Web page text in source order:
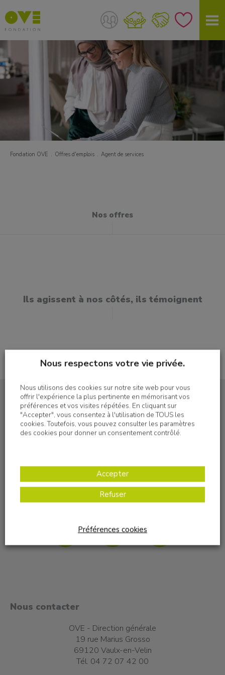
Fondation OVE Offres d'emplois Agent de services
Nos offres
Ils agissent à nos côtés, ils témoignent
S'inscrire à la newsletter
Nous suivre sur les réseaux sociaux
Nous contacter
OVE - Direction générale
19 rue Marius Grosso
69120 Vaulx-en-Velin
Tél. 04 72 07 42 00
Nous respectons votre vie privée.
Nous utilisons des cookies sur notre site web pour vous
offrir l'expérience la plus pertinente en mémorisant vos
préférences et vos visites répétées. En cliquant sur
"Accepter", vous consentez à l'utilisation de TOUS les
cookies. Toutefois, vous pouvez consulter les paramètres
des cookies pour donner un consentement contrôlé.
Accepter
Refuser
Préférences cookies